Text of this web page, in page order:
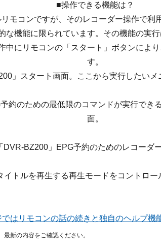
■操作できる機能は？
モコンですが、そのレコーダー操作で利
な機能に限られています。その機能の実
中にリモコンの「スタート」ボタンによ
す。
スタート画面。ここから実行したいメ
約のための最低限のコマンドが実行でき
面。
EPG予約のためのレコーダ
イトルを再生する再生モードをコントロー
はリモコンの話の続きと独自のヘルプ機
新の内容をご確認ください。